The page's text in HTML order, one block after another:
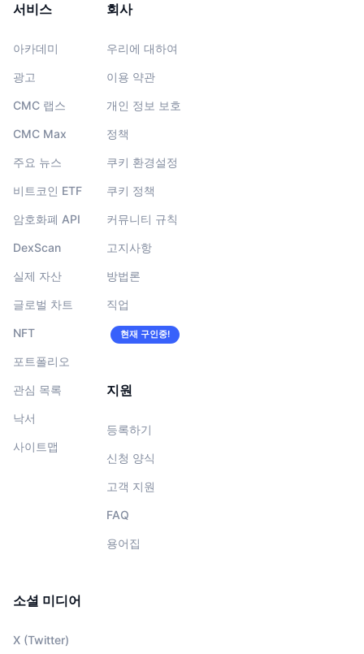
서비스
아카데미
광고
CMC 랩스
CMC Max
주요 뉴스
비트코인 ETF
암호화폐 API
DexScan
실제 자산
글로벌 차트
NFT
포트폴리오
관심 목록
낙서
사이트맵
회사
우리에 대하여
이용 약관
개인 정보 보호
정책
쿠키 환경설정
쿠키 정책
커뮤니티 규칙
고지사항
방법론
직업
현재 구인중!
지원
등록하기
신청 양식
고객 지원
FAQ
용어집
소셜 미디어
X (Twitter)